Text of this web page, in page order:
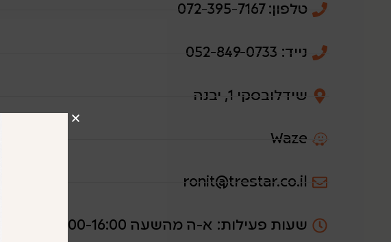
טלפון: 072-395-7167
נייד: 052-849-0733⁩
שידלובסקי 1, יבנה
Waze
ronit@trestar.co.il
שעות פעילות: א-ה מהשעה 8:00-16:00